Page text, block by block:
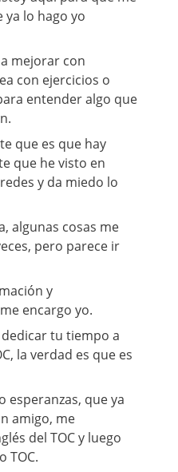
lo hago yo
mejorar con
con ejercicios o
entender algo que
que es que hay
que he visto en
y da miedo lo
algunas cosas me
pero parece ir
y
encargo yo.
tu tiempo a
la verdad es que es
esperanzas, que ya
amigo, me
del TOC y luego
TOC.